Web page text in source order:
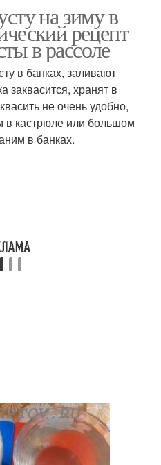
на зиму в
рецепт
в рассоле
в банках, заливают
заквасится, хранят в
не очень удобно,
в кастрюле или большом
в банках.